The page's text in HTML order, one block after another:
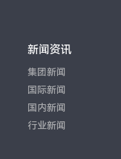
新闻资讯
集团新闻
国际新闻
国内新闻
行业新闻